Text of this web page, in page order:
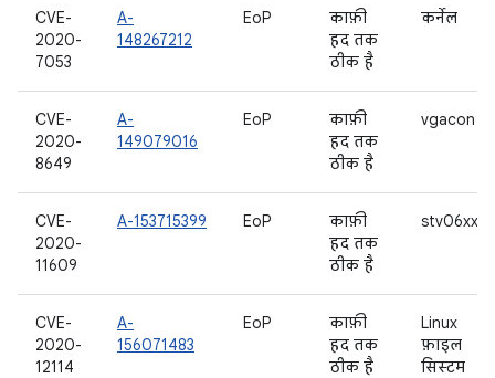
CVE-
2020-
7053
A-
148267212
EoP
काफ़ी
हद तक
ठीक है
कर्नेल
CVE-
2020-
8649
A-
149079016
EoP
काफ़ी
हद तक
ठीक है
vgacon
CVE-
2020-
11609
A-153715399 EoP
काफ़ी
हद तक
ठीक है
stv06xx
CVE-
2020-
12114
A-
156071483
EoP
काफ़ी
हद तक
ठीक है
Linux
फ़ाइल
सिस्टम